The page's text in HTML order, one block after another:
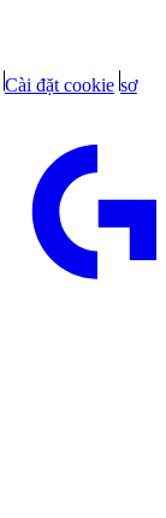
Cài đặt cookie sơ